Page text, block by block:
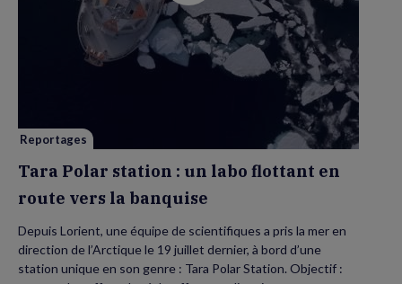
vidéo
de
Tara
Polar
station
:
la
Reportages
Tara Polar station : un labo flottant en
route vers la banquise
Depuis Lorient, une équipe de scientifiques a pris la mer en
direction de l’Arctique le 19 juillet dernier, à bord d’une
station unique en son genre : Tara Polar Station. Objectif :